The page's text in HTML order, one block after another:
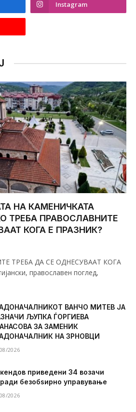
Instagram
НА КАМЕНИЧКАТА
ТРЕБА ПРАВОСЛАВНИТЕ
КОГА Е ПРАЗНИК?
ТРЕБА ДА СЕ ОДНЕСУВААТ КОГА
православен поглед,
ВАНЧО МИТЕВ ЈА
ЉУПКА ЃОРГИЕВА
ЗА ЗАМЕНИК
НА ЗРНОВЦИ
2026
приведени 34 возачи
безобѕирно управување
2026